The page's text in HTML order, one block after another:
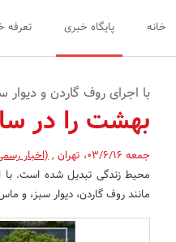
خانه پایگاه خبری تعرفه
با اجرای روف گاردن و
بهشت را در
جمعه 03/6/16 ، تهران ,(اخبار
محیط زندگی تبدیل شده است.
مانند روف گاردن، دیوار سبز، و